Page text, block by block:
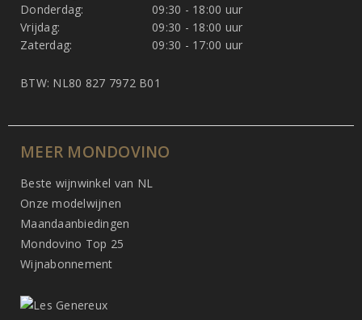
Donderdag:
09:30 - 18:00 uur
Vrijdag:
09:30 - 18:00 uur
Zaterdag:
09:30 - 17:00 uur
BTW: NL80 827 7972 B01
MEER MONDOVINO
Beste wijnwinkel van NL
Onze modelwijnen
Maandaanbiedingen
Mondovino Top 25
Wijnabonnement